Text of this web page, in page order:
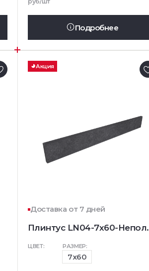
Подробнее
Акция
Доставка от 7 дней
Плинтус LN04-7x60-Непол.
ЦВЕТ: РАЗМЕР:
7x60